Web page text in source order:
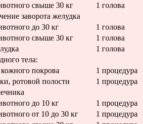
свыше 30 кг
1 голова
заворота желудка
до 30 кг
1 голова
свыше 30 кг
1 голова
1 голова
тела:
покрова
1 процедура
ротовой полости
1 процедура
до 10 кг
1 процедура
от 10 до 30 кг
1 процедура